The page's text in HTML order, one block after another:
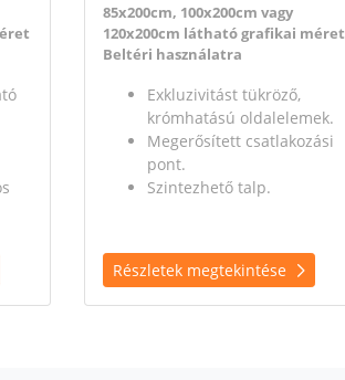
85x200cm, 100x200cm vagy
120x200cm látható grafikai méret
Beltéri használatra
Exkluzivitást tükröző,
krómhatású oldalelemek.
Megerősített csatlakozási
pont.
Szintezhető talp.
Részletek megtekintése